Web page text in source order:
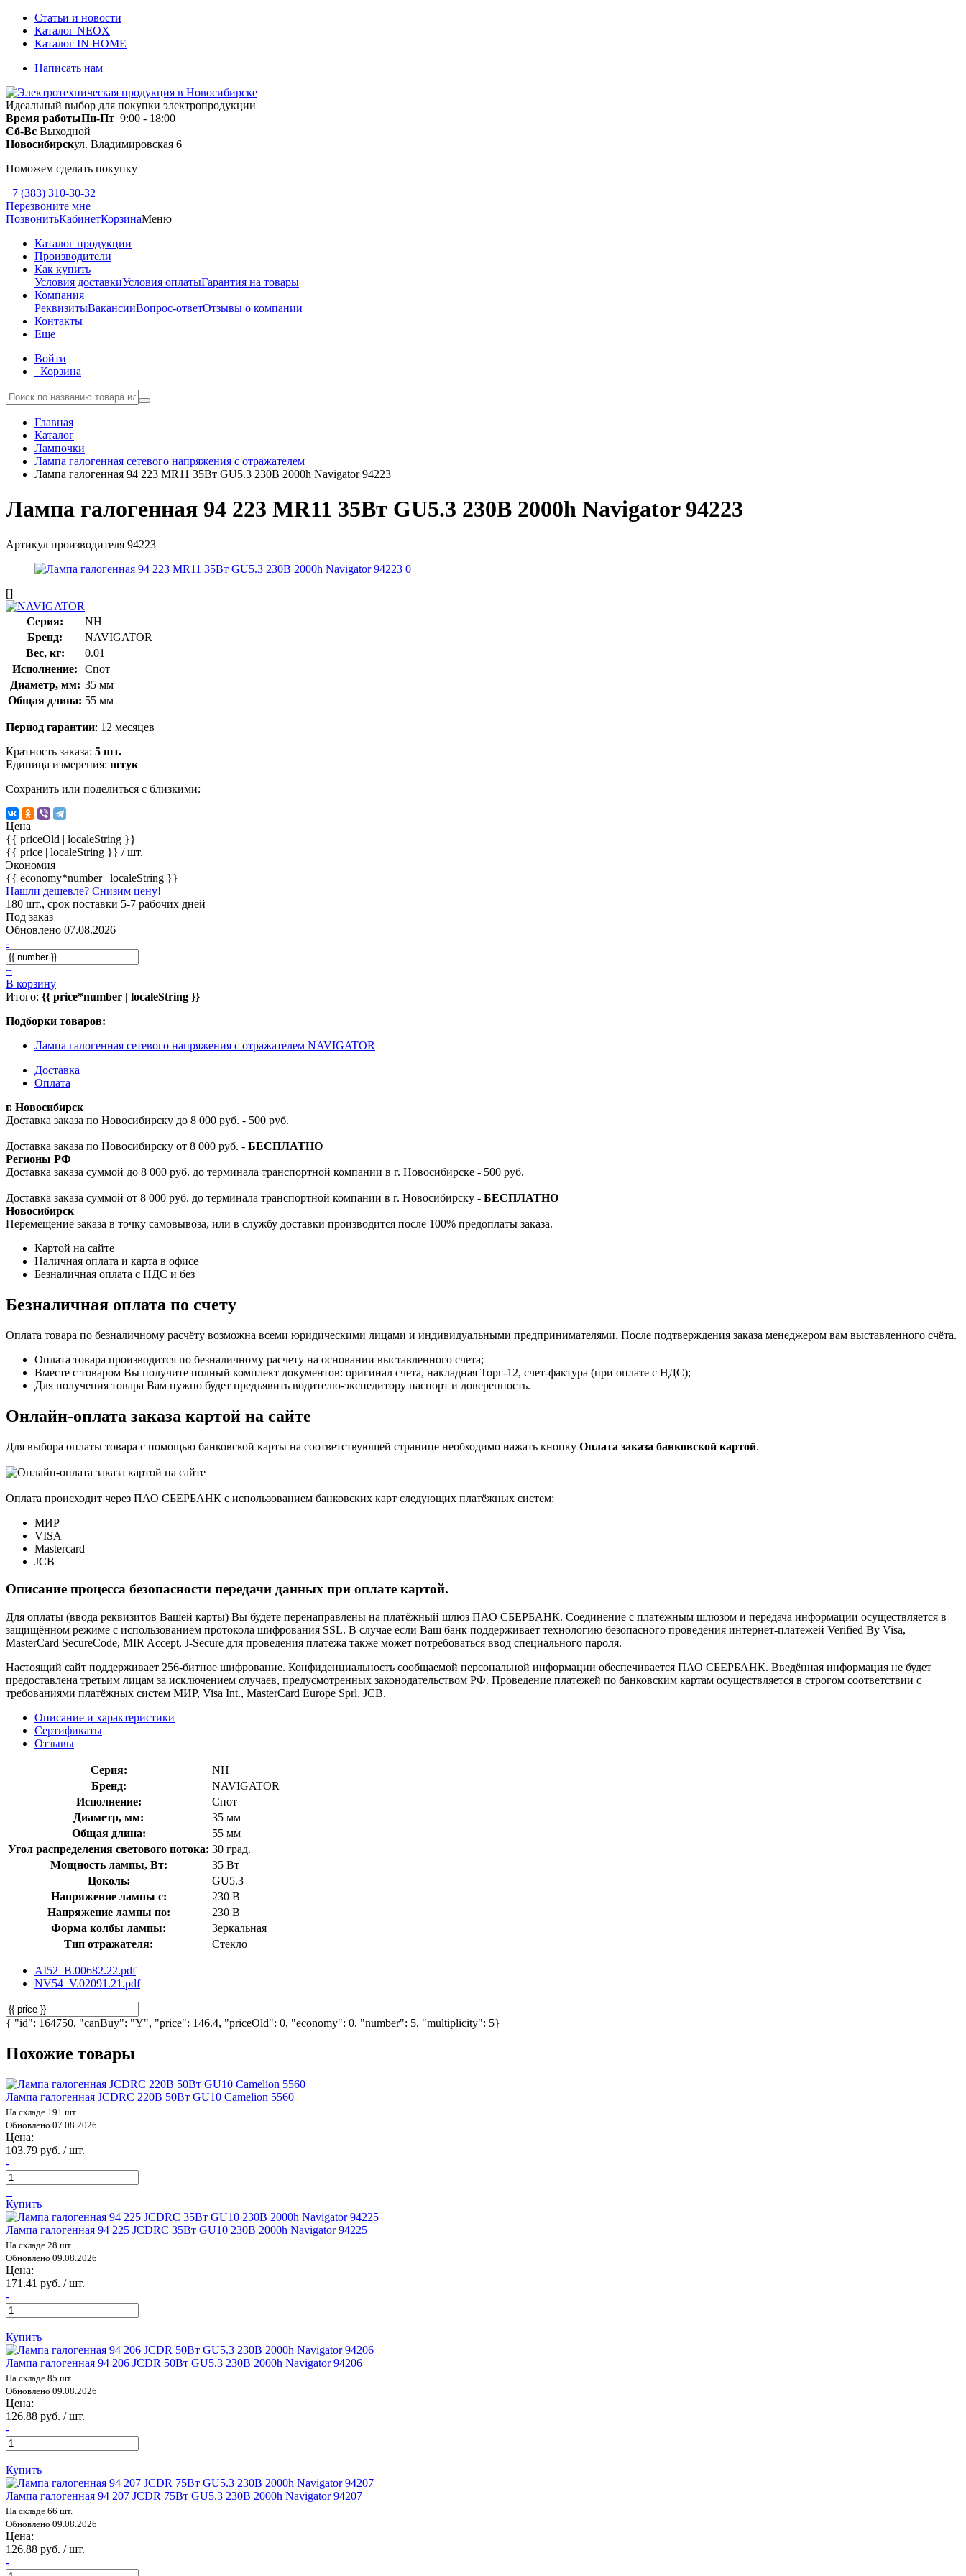
Статьи и новости
Каталог NEOX
Каталог IN HOME
Написать нам
Идеальный выбор для покупки электропродукции
Время работыПн-Пт 9:00 - 18:00
Сб-Вс Выходной
Новосибирскул. Владимировская 6
Поможем сделать покупку
+7 (383) 310-30-32
Перезвоните мне
ПозвонитьКабинетКорзинаМеню
Каталог продукции
Производители
Как купить
Условия доставкиУсловия оплатыГарантия на товары
Компания
РеквизитыВакансииВопрос-ответОтзывы о компании
Контакты
Еще
Войти
Корзина
Главная
Каталог
Лампочки
Лампа галогенная сетевого напряжения с отражателем
Лампа галогенная 94 223 MR11 35Вт GU5.3 230В 2000h Navigator 94223
Лампа галогенная 94 223 MR11 35Вт GU5.3 230В 2000h Navigator 94223
Артикул производителя 94223
[]
Серия:
NH
Бренд:
NAVIGATOR
Вес, кг:
0.01
Исполнение:
Спот
Диаметр, мм: 35 мм
Общая длина: 55 мм
Период гарантии: 12 месяцев
Кратность заказа: 5 шт.
Единица измерения: штук
Сохранить или поделиться с близкими:
Цена
{{ priceOld | localeString }}
{{ price | localeString }} / шт.
Экономия
{{ economy*number | localeString }}
Нашли дешевле? Снизим цену!
180 шт., срок поставки 5-7 рабочих дней
Под заказ
Обновлено 07.08.2026
-
+
В корзину
Итого: {{ price*number | localeString }}
Подборки товаров:
Лампа галогенная сетевого напряжения с отражателем NAVIGATOR
Доставка
Оплата
г. Новосибирск
Доставка заказа по Новосибирску до 8 000 руб. - 500 руб.
Доставка заказа по Новосибирску от 8 000 руб. - БЕСПЛАТНО
Регионы РФ
Доставка заказа суммой до 8 000 руб. до терминала транспортной компании в г. Новосибирске - 500 руб.
Доставка заказа суммой от 8 000 руб. до терминала транспортной компании в г. Новосибирску - БЕСПЛАТНО
Новосибирск
Перемещение заказа в точку самовывоза, или в службу доставки производится после 100% предоплаты заказа.
Картой на сайте
Наличная оплата и карта в офисе
Безналичная оплата с НДС и без
Безналичная оплата по счету
Оплата товара по безналичному расчёту возможна всеми юридическими лицами и индивидуальными предпринимателями. После подтверждения заказа менеджером вам выставленного счёта.
Оплата товара производится по безналичному расчету на основании выставленного счета;
Вместе с товаром Вы получите полный комплект документов: оригинал счета, накладная Торг-12, счет-фактура (при оплате с НДС);
Для получения товара Вам нужно будет предъявить водителю-экспедитору паспорт и доверенность.
Онлайн-оплата заказа картой на сайте
Для выбора оплаты товара с помощью банковской карты на соответствующей странице необходимо нажать кнопку Оплата заказа банковской картой.
Оплата происходит через ПАО СБЕРБАНК с использованием банковских карт следующих платёжных систем:
МИР
VISA
Mastercard
JCB
Описание процесса безопасности передачи данных при оплате картой.
Для оплаты (ввода реквизитов Вашей карты) Вы будете перенаправлены на платёжный шлюз ПАО СБЕРБАНК. Соединение с платёжным шлюзом и передача информации осуществляется в
защищённом режиме с использованием протокола шифрования SSL. В случае если Ваш банк поддерживает технологию безопасного проведения интернет-платежей Verified By Visa,
MasterCard SecureCode, MIR Accept, J-Secure для проведения платежа также может потребоваться ввод специального пароля.
Настоящий сайт поддерживает 256-битное шифрование. Конфиденциальность сообщаемой персональной информации обеспечивается ПАО СБЕРБАНК. Введённая информация не будет
предоставлена третьим лицам за исключением случаев, предусмотренных законодательством РФ. Проведение платежей по банковским картам осуществляется в строгом соответствии с
требованиями платёжных систем МИР, Visa Int., MasterCard Europe Sprl, JCB.
Описание и характеристики
Сертификаты
Отзывы
Серия:
NH
Бренд:
NAVIGATOR
Исполнение:
Спот
Диаметр, мм:
35 мм
Общая длина:
55 мм
Угол распределения светового потока: 30 град.
Мощность лампы, Вт:
35 Вт
Цоколь:
GU5.3
Напряжение лампы с:
230 В
Напряжение лампы по:
230 В
Форма колбы лампы:
Зеркальная
Тип отражателя:
Стекло
AI52_B.00682.22.pdf
NV54_V.02091.21.pdf
{ "id": 164750, "canBuy": "Y", "price": 146.4, "priceOld": 0, "economy": 0, "number": 5, "multiplicity": 5}
Похожие товары
Лампа галогенная JCDRC 220В 50Вт GU10 Camelion 5560
На складе 191 шт.
Обновлено 07.08.2026
Цена:
103.79 руб. / шт.
-
+
Купить
Лампа галогенная 94 225 JCDRC 35Вт GU10 230В 2000h Navigator 94225
На складе 28 шт.
Обновлено 09.08.2026
Цена:
171.41 руб. / шт.
-
+
Купить
Лампа галогенная 94 206 JCDR 50Вт GU5.3 230В 2000h Navigator 94206
На складе 85 шт.
Обновлено 09.08.2026
Цена:
126.88 руб. / шт.
-
+
Купить
Лампа галогенная 94 207 JCDR 75Вт GU5.3 230В 2000h Navigator 94207
На складе 66 шт.
Обновлено 09.08.2026
Цена:
126.88 руб. / шт.
-